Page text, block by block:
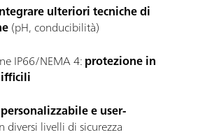
ulteriori tecniche di
(pH, conducibilità)
IP66/NEMA 4:protezione in
e user-
diversi livelli di sicurezza